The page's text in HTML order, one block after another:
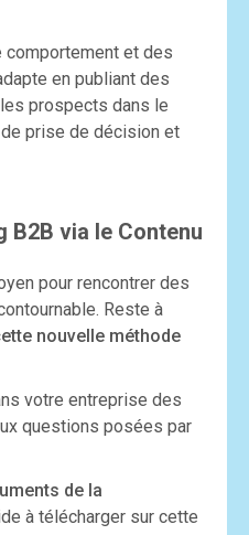
comportement et des
en publiant des
prospects dans le
prise de décision et
via le Contenu
pour rencontrer des
Reste à
nouvelle méthode
votre entreprise des
questions posées par
de la
à télécharger sur cette